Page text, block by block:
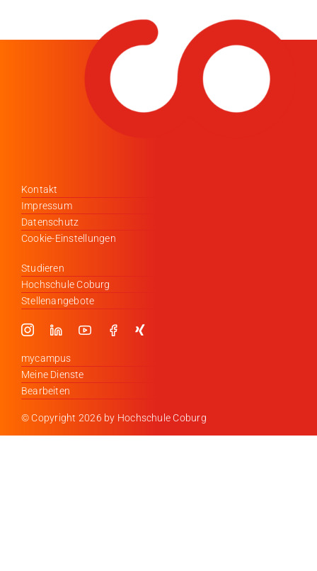
Kontakt
Impressum
Datenschutz
Cookie-Einstellungen
Studieren
Hochschule Coburg
Stellenangebote
mycampus
Meine Dienste
Bearbeiten
© Copyright 2026 by Hochschule Coburg